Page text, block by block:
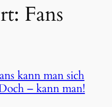
Fans
kann man sich
– kann man!